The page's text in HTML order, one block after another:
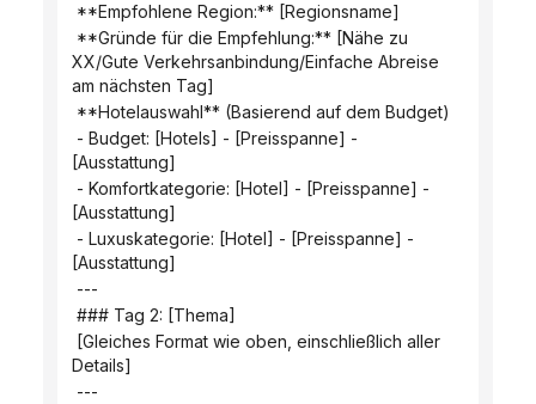
**Empfohlene Region:** [Regionsname]
XX/Gute Verkehrsanbindung/Einfache Abreise
am nächsten Tag]
**Hotelauswahl** (Basierend auf dem Budget)
[Ausstattung]
[Ausstattung]
[Ausstattung]
---
### Tag 2: [Thema]
Details]
---